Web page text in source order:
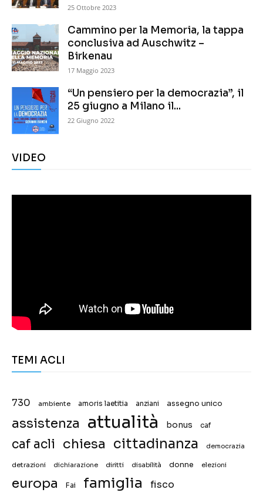
25 Ottobre 2023
Cammino per la Memoria, la tappa
conclusiva ad Auschwitz –
Birkenau
17 Maggio 2023
“Un pensiero per la democrazia”, il
25 giugno a Milano il...
22 Giugno 2022
VIDEO
TEMI ACLI
730 ambiente amoris laetitia anziani assegno unico
assistenza attualità bonus caf
caf acli chiesa cittadinanza democrazia
detrazioni dichiarazione diritti disabilità donne elezioni
europa Fai famiglia fisco